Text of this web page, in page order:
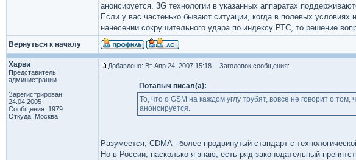
анонсируется. 3G технологии в указанных аппаратах
Если у вас частенько бывают ситуации, когда в полевых условиях
нанесении сокрушительного удара по индексу РТС, то решение
Вернуться к началу
Харви
Представитель
администрации
Зарегистрирован:
24.04.2005
Сообщения: 1979
Откуда: Москва
Добавлено: Вт Апр 24, 2007 15:18 Заголовок сообщения:
Потапыч писал(а):
То, что о GSM на каждом углу трубят, вовсе не говорит о
анонсируется.
Разумеется, CDMA - более продвинутый стандарт с
Но в России, насколько я знаю, есть ряд законодательный